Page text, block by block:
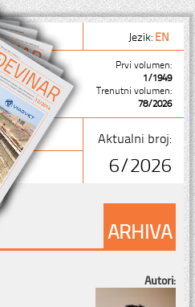
Jezik:EN
Prvi volumen:
1/1949
Trenutni volumen:
78/2026
Aktualni broj:
6/2026
ARHIVA
Autori: